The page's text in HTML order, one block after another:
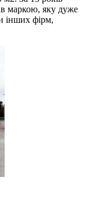
маркою, яку дуже
інших фірм,